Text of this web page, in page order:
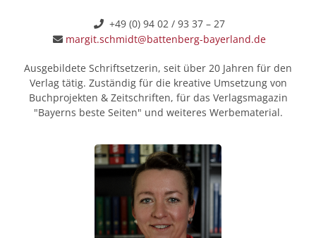
+49 (0) 94 02 / 93 37 – 27
margit.schmidt@battenberg-bayerland.de
Ausgebildete Schriftsetzerin, seit über 20 Jahren für den
Verlag tätig. Zuständig für die kreative Umsetzung von
Buchprojekten & Zeitschriften, für das Verlagsmagazin
"Bayerns beste Seiten" und weiteres Werbematerial.